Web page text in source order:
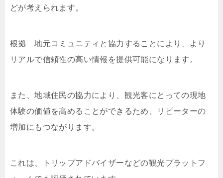
どが考えられます。
根拠 地元コミュニティと協力することにより、より
リアルで信頼性の高い情報を提供可能になります。
また、地域住民の協力により、観光客にとっての現地
体験の価値を高めることができるため、リピーターの
増加にもつながります。
これは、トリップアドバイザーなどの観光プラットフ